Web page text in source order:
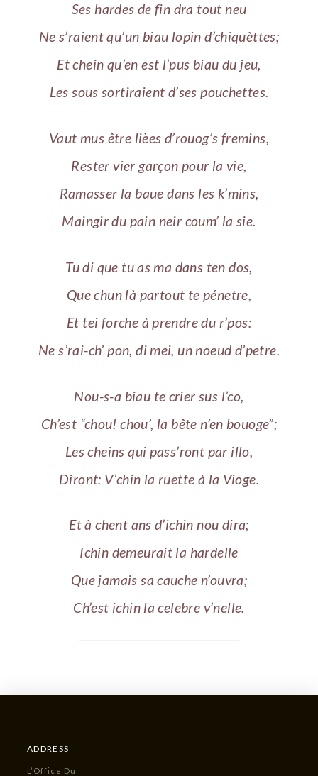
Ses hardes de fin dra tout neu
Ne s’raient qu’un biau lopin d’chiquèttes;
Et chein qu’en est l’pus biau du jeu,
Les sous sortiraient d’ses pouchettes.
Vaut mus être lièes d’rouog’s fremins,
Rester vier garçon pour la vie,
Ramasser la baue dans les k’mins,
Maingir du pain neir coum’ la sie.
Tu di que tu as ma dans ten dos,
Que chun là partout te pénetre,
Et tei forche à prendre du r’pos:
Ne s’rai-ch’ pon, di mei, un noeud d’petre.
Nou-s-a biau te crier sus l’co,
Ch’est “chou! chou’, la bête n’en bouoge”;
Les cheins qui pass’ront par illo,
Diront: V’chin la ruette à la Vioge.
Et à chent ans d’ichin nou dira;
Ichin demeurait la hardelle
Que jamais sa cauche n’ouvra;
Ch’est ichin la celebre v’nelle.
ADDRESS
L’Office Du